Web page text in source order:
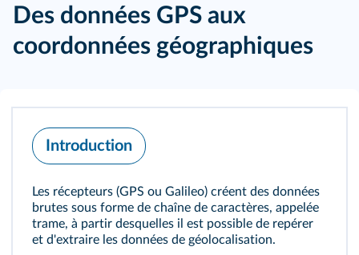
Des données GPS aux
coordonnées géographiques
Introduction
Les récepteurs (GPS ou Galileo) créent des données
brutes sous forme de chaîne de caractères, appelée
trame, à partir desquelles il est possible de repérer
et d'extraire les données de géolocalisation.